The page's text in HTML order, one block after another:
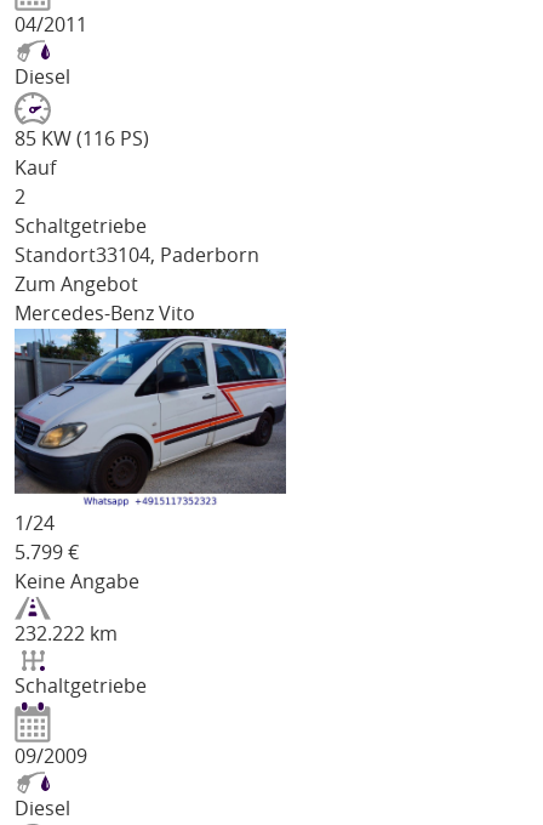
04/2011
Diesel
85 KW (116 PS)
Kauf
2
Schaltgetriebe
Standort33104, Paderborn
Zum Angebot
Mercedes-Benz Vito
1/24
5.799 €
Keine Angabe
232.222 km
Schaltgetriebe
09/2009
Diesel